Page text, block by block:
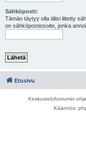
Sähköposti:
Tämän täytyy olla tiliisi liitetty
on sähköpostiosoite, jonka
Etusivu
Keskustelufoorumin
Käännös: